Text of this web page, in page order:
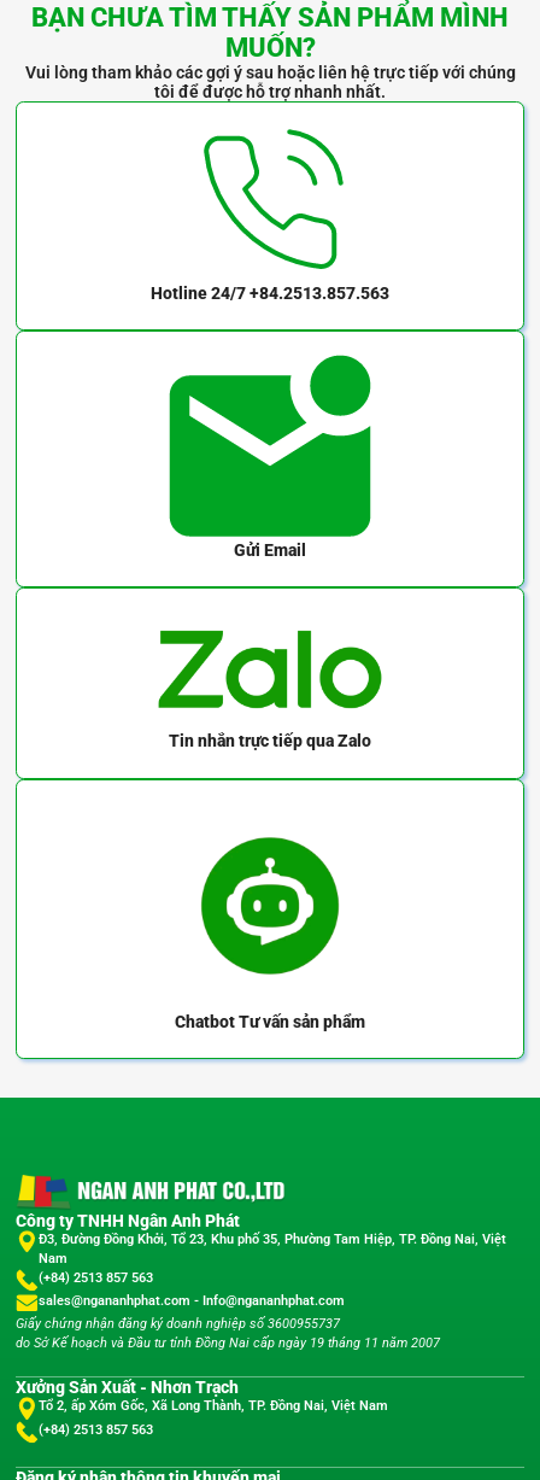
BẠN CHƯA TÌM THẤY SẢN PHẨM MÌNH
MUỐN?
Vui lòng tham khảo các gợi ý sau hoặc liên hệ trực tiếp với chúng
tôi để được hỗ trợ nhanh nhất.
Hotline 24/7+84.2513.857.563
Gửi Email
Tin nhắn trực tiếpqua Zalo
ChatbotTư vấn sản phẩm
Công ty TNHH Ngân Anh Phát
Đ3, Đường Đồng Khởi, Tổ 23, Khu phố 35, Phường Tam Hiệp, TP. Đồng Nai, Việt
Nam
(+84) 2513 857 563
sales@ngananhphat.com - Info@ngananhphat.com
Giấy chứng nhận đăng ký doanh nghiệp số 3600955737
do Sở Kế hoạch và Đầu tư tỉnh Đồng Nai cấp ngày 19 tháng 11 năm 2007
Xưởng Sản Xuất - Nhơn Trạch
Tổ 2, ấp Xóm Gốc, Xã Long Thành, TP. Đồng Nai, Việt Nam
(+84) 2513 857 563